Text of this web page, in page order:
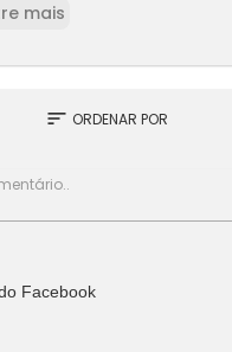
mais
sort ORDENAR POR
Facebook